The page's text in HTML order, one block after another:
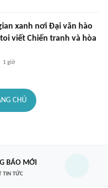
xanh nơi Đại văn hào
viết Chiến tranh và hòa
1 giờ
CHỦ
BÁO MỚI
TIN TỨC